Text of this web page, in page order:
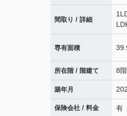
間取り / 詳細
専有面積
所在階 / 階建て 8
築年月
保険会社 / 料金 有